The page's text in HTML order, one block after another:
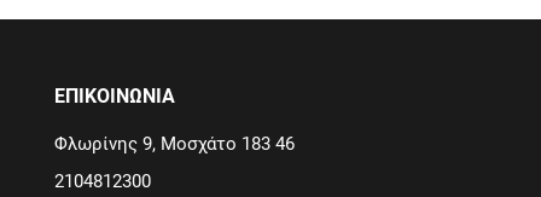
ΕΠΙΚΟΙΝΩΝΙΑ
Φλωρίνης 9, Μοσχάτο 183 46
2104812300